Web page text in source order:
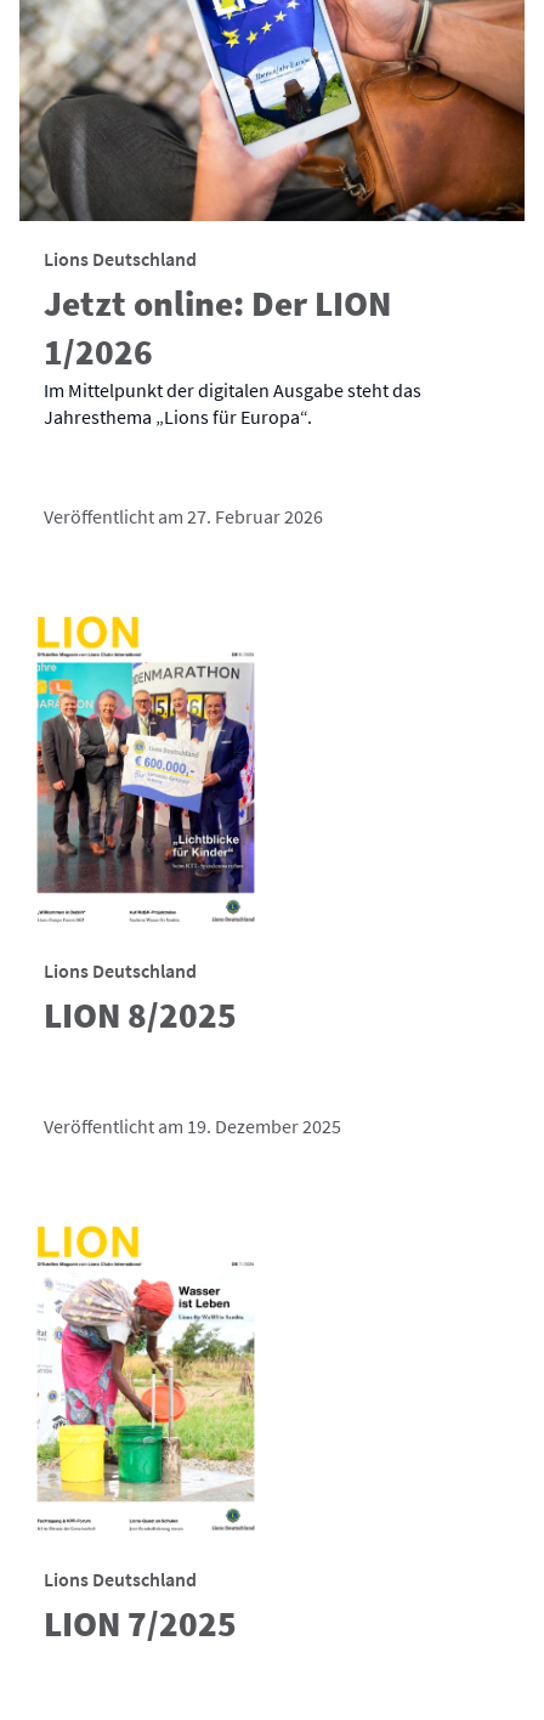
Lions Deutschland
Jetzt online: Der LION
1/2026
Im Mittelpunkt der digitalen Ausgabe steht das
Jahresthema „Lions für Europa“.
Veröffentlicht am 27. Februar 2026
Lions Deutschland
LION 8/2025
Veröffentlicht am 19. Dezember 2025
Lions Deutschland
LION 7/2025